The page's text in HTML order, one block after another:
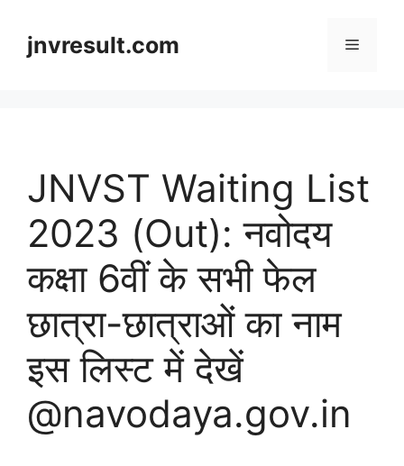
contentjnvresult.com Menu
JNVST Waiting List
2023 (Out): नवोदय
कक्षा 6वीं के सभी फेल
छात्रा-छात्राओं का नाम
इस लिस्ट में देखें
@navodaya.gov.in